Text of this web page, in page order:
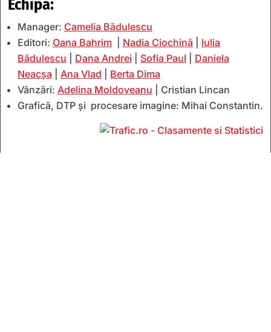
Echipa:
Manager: Camelia Bădulescu
Editori: Oana Bahrim Nadia Ciochină
Iulia
Bădulescu
Dana Andrei Sofia Paul
Daniela
Neacșa
Ana Vlad
Berta Dima
Vânzări: Adelina Moldoveanu | Cristian Lincan
Grafică, DTP și procesare imagine: Mihai Constantin.